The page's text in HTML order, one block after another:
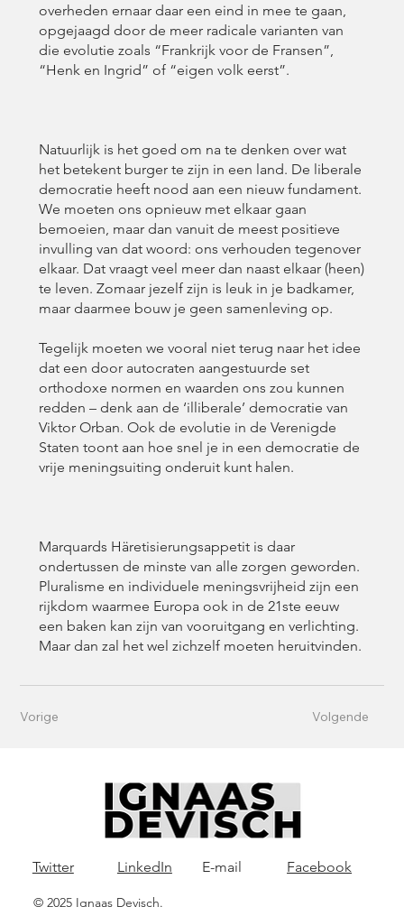
overheden ernaar daar een eind in mee te gaan,
opgejaagd door de meer radicale varianten van
die evolutie zoals “Frankrijk voor de Fransen”,
“Henk en Ingrid” of “eigen volk eerst”.
Natuurlijk is het goed om na te denken over wat
het betekent burger te zijn in een land. De liberale
democratie heeft nood aan een nieuw fundament.
We moeten ons opnieuw met elkaar gaan
bemoeien, maar dan vanuit de meest positieve
invulling van dat woord: ons verhouden tegenover
elkaar. Dat vraagt veel meer dan naast elkaar (heen)
te leven. Zomaar jezelf zijn is leuk in je badkamer,
maar daarmee bouw je geen samenleving op.
Tegelijk moeten we vooral niet terug naar het idee
dat een door autocraten aangestuurde set
orthodoxe normen en waarden ons zou kunnen
redden – denk aan de ‘illiberale’ democratie van
Viktor Orban. Ook de evolutie in de Verenigde
Staten toont aan hoe snel je in een democratie de
vrije meningsuiting onderuit kunt halen.
Marquards Häretisierungsappetit is daar
ondertussen de minste van alle zorgen geworden.
Pluralisme en individuele meningsvrijheid zijn een
rijkdom waarmee Europa ook in de 21ste eeuw
een baken kan zijn van vooruitgang en verlichting.
Maar dan zal het wel zichzelf moeten heruitvinden.
Vorige Volgende
© 2025 Ignaas Devisch.
Twitter E-mail
LinkedIn Facebook